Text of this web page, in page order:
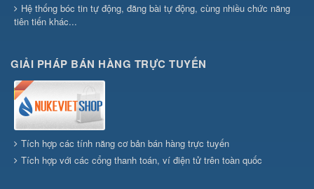
Hệ thống bóc tin tự động, đăng bài tự động, cùng nhiều chức năng
tiên tiến khác...
GIẢI PHÁP BÁN HÀNG TRỰC TUYẾN
Tích hợp các tính năng cơ bản bán hàng trực tuyến
Tích hợp với các cổng thanh toán, ví điện tử trên toàn quốc